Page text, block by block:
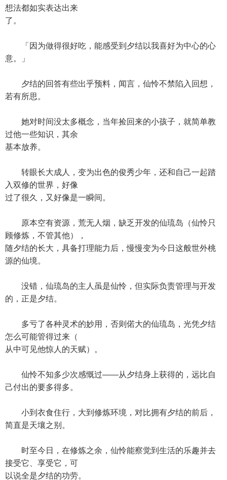
想法都如实表达出来
了。
「因为做得很好吃，能感受到夕结以我喜好为中心的心
意。」
夕结的回答有些出乎预料，闻言，仙怜不禁陷入回想，
若有所思。
她对时间没太多概念，当年捡回来的小孩子，就简单教
过他一些知识，其余
基本放养。
转眼长大成人，变为出色的俊秀少年，还和自己一起踏
入双修的世界，好像
过了很久，又好像是一瞬间。
原本空有资源，荒无人烟，缺乏开发的仙琉岛（仙怜只
顾修炼，不管其他），
随夕结的长大，具备打理能力后，慢慢变为今日这般世外桃
源的仙境。
没错，仙琉岛的主人虽是仙怜，但实际负责管理与开发
的，正是夕结。
多亏了各种灵术的妙用，否则偌大的仙琉岛，光凭夕结
怎么可能管得过来（
从中可见他惊人的天赋）。
仙怜不知多少次感慨过——从夕结身上获得的，远比自
己付出的要多得多。
小到衣食住行，大到修炼环境，对比拥有夕结的前后，
简直是天壤之别。
时至今日，在修炼之余，仙怜能察觉到生活的乐趣并去
接受它、享受它，可
以说全是夕结的功劳。